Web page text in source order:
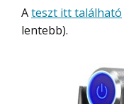
teszt itt található
lentebb).